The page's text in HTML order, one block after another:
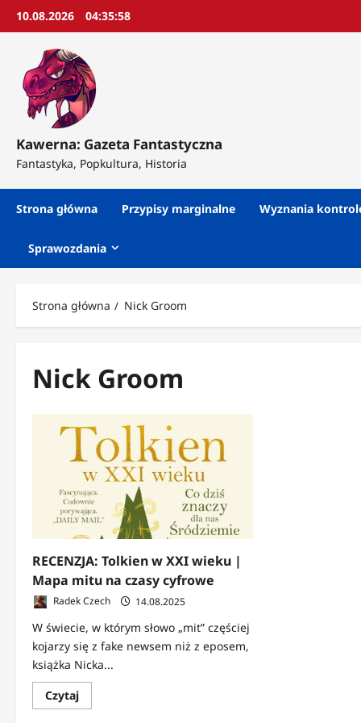
Przejdź10.08.2026 04:36:00
Kawerna: Gazeta Fantastyczna
Fantastyka, Popkultura, Historia
Strona główna Przypisy marginalne Wyznania
Sprawozdania
Strona główna Nick Groom
Nick Groom
RECENZJA: Tolkien w XXI wieku |
Mapa mitu na czasy cyfrowe
Radek Czech 14.08.2025
W świecie, w którym słowo „mit” częściej
kojarzy się z fake newsem niż z eposem,
książka Nicka...
CzytajDowiedz
się